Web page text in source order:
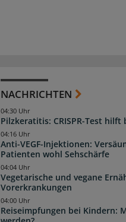
NACHRICHTEN
Pilzkeratitis: CRISPR-Test
04:30 Uhr
Anti-VEGF-Injektionen:
Patienten wohl Sehschärfe
04:16 Uhr
Vegetarische und vegane
Vorerkrankungen
04:04 Uhr
Reiseimpfungen bei Kindern:
04:00 Uhr